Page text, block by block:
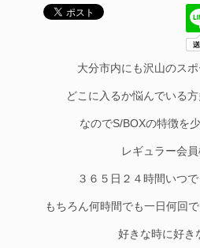
大分市内にも沢山のス
どこに入るか悩んでいる方
なのでS/BOXの特徴を
レギュラー会
３６５日２４時間いつ
もちろん何時間でも一日何回
好きな時に好き